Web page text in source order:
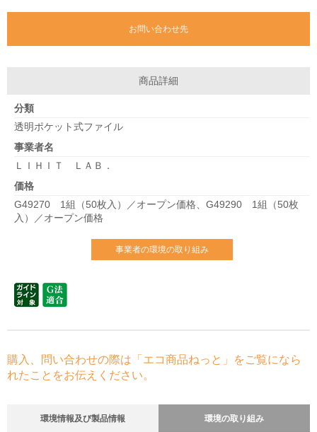
お問い合わせ先
商品詳細
分類
透明ポケット式ファイル
事業者名
ＬＩＨＩＴ ＬＡＢ．
価格
G49270 1組（50枚入）／オープン価格、G49290 1組（50枚
入）／オープン価格
事業者の環境の取り組み
購入、問い合わせの際は「エコ商品ねっと」をご覧になら
れたことをお伝えください。
環境情報及び製品情報 環境の取り組み